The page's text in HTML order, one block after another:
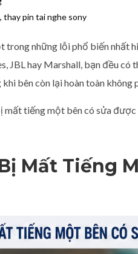
, thay pin tai nghe sony
những lỗi phổ biến nhất
JBL hay Marshall, bạn đều
bên còn lại hoàn toàn không
mất tiếng một bên có sửa
Mất Tiếng